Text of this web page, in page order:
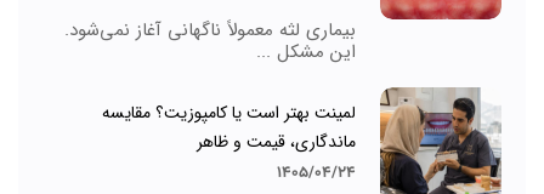
بیماری لثه معمولاً ناگهانی آغاز نمی‌شود.
این مشکل ...
لمینت بهتر است یا کامپوزیت؟ مقایسه
ماندگاری، قیمت و ظاهر
1405/04/24